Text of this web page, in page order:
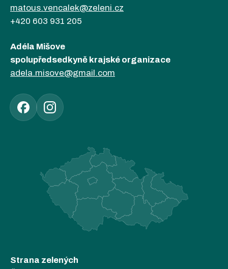
matous.vencalek@zeleni.cz
+420 603 931 205
Adéla Mišove
spolupředsedkyně krajské organizace
adela.misove@gmail.com
Strana zelených